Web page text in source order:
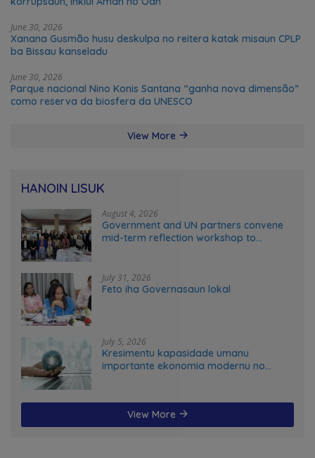
June 30, 2026
Xanana Gusmão husu deskulpa no reitera katak misaun CPLP
ba Bissau kanseladu
June 30, 2026
Parque nacional Nino Konis Santana “ganha nova dimensão”
como reserva da biosfera da UNESCO
View More
HANOIN LISUK
August 4, 2026
Government and UN partners convene
mid-term reflection workshop to
July 31, 2026
Feto iha Governasaun lokal
July 5, 2026
Kresimentu kapasidade umanu
importante ekonomia modernu no
View More